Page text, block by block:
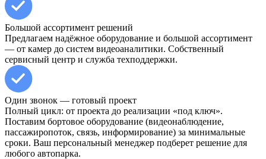
Большой ассортимент решений
Предлагаем надёжное оборудование и большой ассортимент
— от камер до систем видеоаналитики. Собственный
сервисный центр и служба техподдержки.
Один звонок — готовый проект
Полный цикл: от проекта до реализации «под ключ».
Поставим бортовое оборудование (видеонаблюдение,
пассажиропоток, связь, информирование) за минимальные
сроки. Ваш персональный менеджер подберет решение для
любого автопарка.